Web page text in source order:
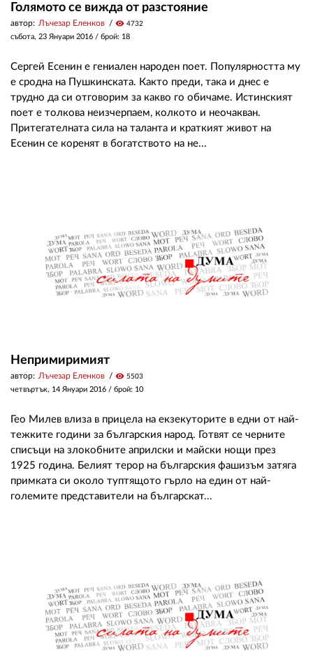
Голямото се вижда от разстояние
автор: Лъчезар Еленков visibility 4732
събота, 23 Януари 2016 / брой: 18
Сергей Есенин е гениален народен поет. Популярността му
е сродна на Пушкинската. Както преди, така и днес е
трудно да си отговорим за какво го обичаме. Истинският
поет е толкова неизчерпаем, колкото и неочакван.
Притегателната сила на таланта и краткият живот на
Есенин се коренят в богатството на не...
Непримиримият
автор: Лъчезар Еленков visibility 5503
четвъртък, 14 Януари 2016 / брой: 10
Гео Милев влиза в прицела на екзекуторите в едни от най-
тежките години за българския народ. Готвят се черните
списъци на злокобните априлски и майски нощи през
1925 година. Белият терор на българския фашизъм затяга
примката си около туптящото гърло на един от най-
големите представители на българскат...